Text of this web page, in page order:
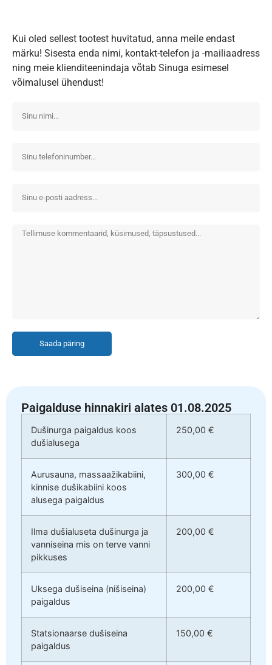
Kui oled sellest tootest huvitatud, anna meile endast
märku! Sisesta enda nimi, kontakt-telefon ja -mailiaadress
ning meie klienditeenindaja võtab Sinuga esimesel
võimalusel ühendust!
Saada päring
Paigalduse hinnakiri alates 01.08.2025
Dušinurga paigaldus koos
dušialusega
250,00 €
Aurusauna, massaažikabiini,
kinnise dušikabiini koos
alusega paigaldus
300,00 €
Ilma dušialuseta dušinurga ja
vanniseina mis on terve vanni
pikkuses
200,00 €
Uksega dušiseina (nišiseina)
paigaldus
200,00 €
Statsionaarse dušiseina
paigaldus
150,00 €